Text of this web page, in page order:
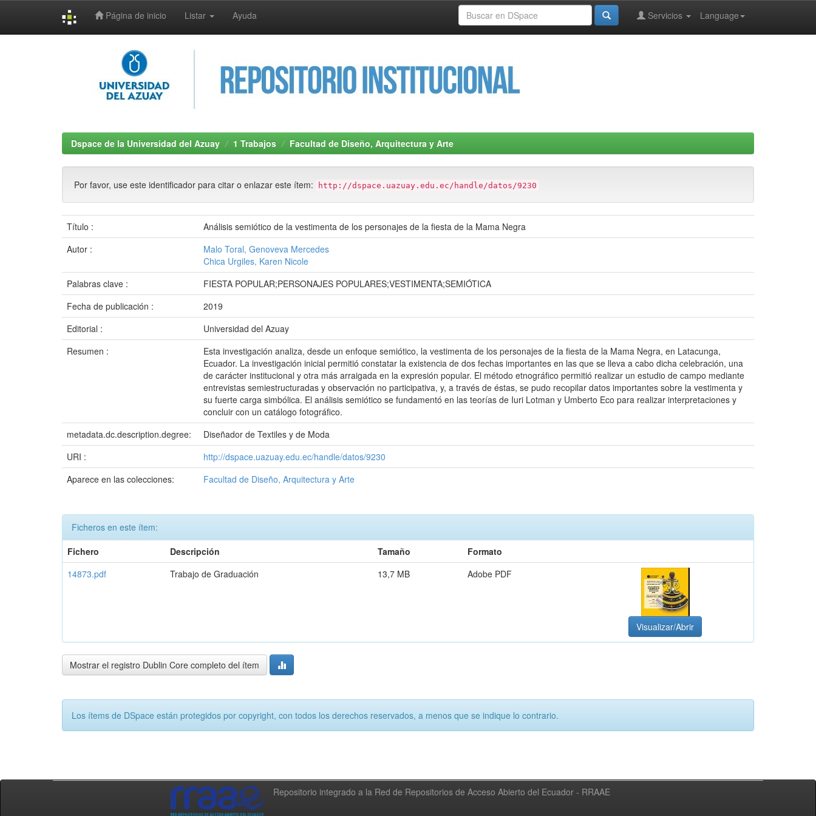
Página de inicio Listar Ayuda Language
Servicios
Dspace de la Universidad del Azuay 1 Trabajos Facultad de Diseño, Arquitectura y Arte
Por favor, use este identificador para citar o enlazar este ítem: http://dspace.uazuay.edu.ec/handle/datos/9230
Título :
Análisis semiótico de la vestimenta de los personajes de la fiesta de la Mama Negra
Autor :
Malo Toral, Genoveva Mercedes
Chica Urgiles, Karen Nicole
Palabras clave :
FIESTA POPULAR;PERSONAJES POPULARES;VESTIMENTA;SEMIÓTICA
Fecha de publicación :
2019
Editorial :
Universidad del Azuay
Resumen :
Esta investigación analiza, desde un enfoque semiótico, la vestimenta de los personajes de la fiesta de la Mama Negra, en Latacunga,
Ecuador. La investigación inicial permitió constatar la existencia de dos fechas importantes en las que se lleva a cabo dicha celebración, una
de carácter institucional y otra más arraigada en la expresión popular. El método etnográfico permitió realizar un estudio de campo mediante
entrevistas semiestructuradas y observación no participativa, y, a través de éstas, se pudo recopilar datos importantes sobre la vestimenta y
su fuerte carga simbólica. El análisis semiótico se fundamentó en las teorías de Iuri Lotman y Umberto Eco para realizar interpretaciones y
concluir con un catálogo fotográfico.
metadata.dc.description.degree:
Diseñador de Textiles y de Moda
URI :
http://dspace.uazuay.edu.ec/handle/datos/9230
Aparece en las colecciones:
Facultad de Diseño, Arquitectura y Arte
Ficheros en este ítem:
Fichero
Descripción Tamaño
Formato
14873.pdf
Trabajo de Graduación 13,7 MB Adobe PDF
Visualizar/Abrir
Mostrar el registro Dublin Core completo del ítem
Los ítems de DSpace están protegidos por copyright, con todos los derechos reservados, a menos que se indique lo contrario.
Repositorio integrado a la Red de Repositorios de Acceso Abierto del Ecuador - RRAAE